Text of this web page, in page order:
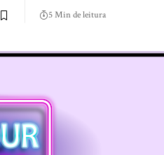
5 Min de leitura